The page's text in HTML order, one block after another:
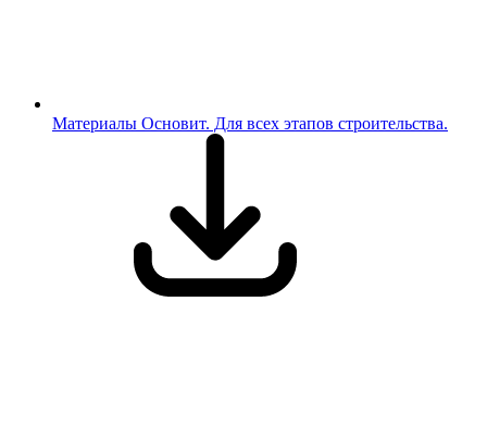
Материалы Основит. Для всех этапов строительства.